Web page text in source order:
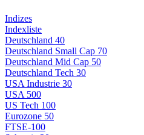
Indizes
Indexliste
Deutschland 40
Deutschland Small Cap 70
Deutschland Mid Cap 50
Deutschland Tech 30
USA Industrie 30
USA 500
US Tech 100
Eurozone 50
FTSE-100